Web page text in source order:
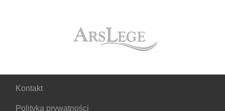
Kontakt
Polityka prywatności